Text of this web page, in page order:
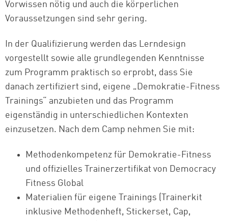
Vorwissen nötig und auch die körperlichen
Voraussetzungen sind sehr gering.
In der Qualifizierung werden das Lerndesign
vorgestellt sowie alle grundlegenden Kenntnisse
zum Programm praktisch so erprobt, dass Sie
danach zertifiziert sind, eigene „Demokratie-Fitness
Trainings“ anzubieten und das Programm
eigenständig in unterschiedlichen Kontexten
einzusetzen. Nach dem Camp nehmen Sie mit:
Methodenkompetenz für Demokratie-Fitness
und offizielles Trainerzertifikat von Democracy
Fitness Global
Materialien für eigene Trainings (Trainerkit
inklusive Methodenheft, Stickerset, Cap,